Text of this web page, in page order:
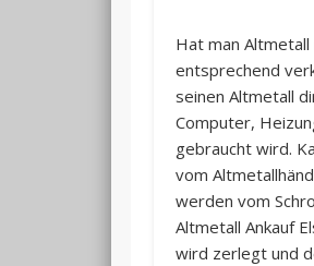
Hat man
entsprechend
seinen Altmetall
Computer,
gebraucht wird.
vom
werden vom
Altmetall Ankauf
wird zerlegt und